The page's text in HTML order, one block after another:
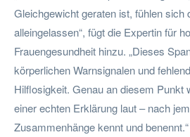
Gleichgewicht geraten ist, fühlen sich
alleingelassen“, fügt die Expertin für
Frauengesundheit hinzu. „Dieses
körperlichen Warnsignalen und
Hilflosigkeit. Genau an diesem Punkt
einer echten Erklärung laut – nach
Zusammenhänge kennt und